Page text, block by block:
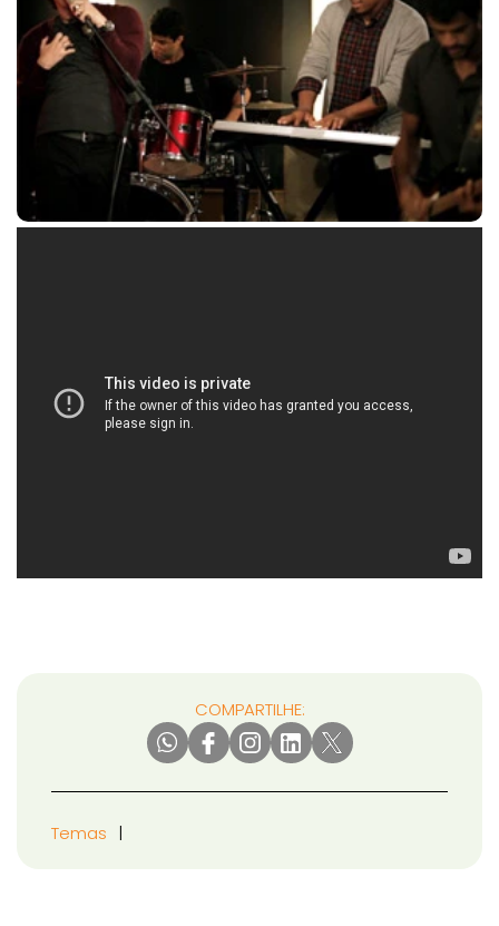
COMPARTILHE:
Temas